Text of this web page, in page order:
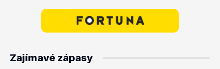
Zajímavé zápasy